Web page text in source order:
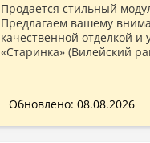
Продается стильный
Предлагаем вашему
качественной отделкой
«Старинка» (Вилейский
Обновлено: 08.08.2026